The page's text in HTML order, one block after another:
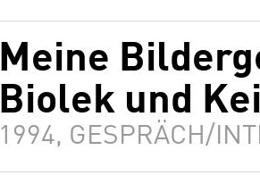
Meine
Biolek und
1994, GESPRÄCH/